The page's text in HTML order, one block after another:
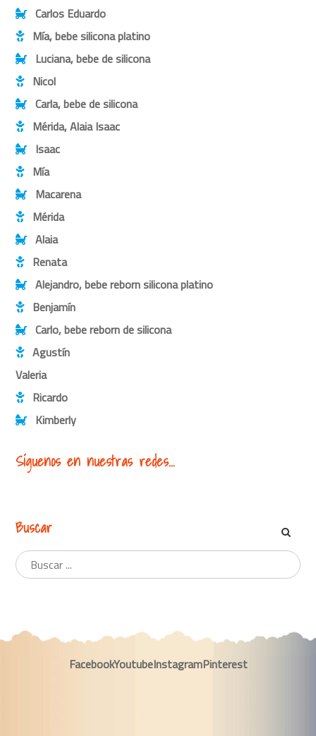
Carlos Eduardo
Mía, bebe silicona platino
Luciana, bebe de silicona
Nicol
Carla, bebe de silicona
Mérida, Alaia Isaac
Isaac
Mía
Macarena
Mérida
Alaia
Renata
Alejandro, bebe reborn silicona platino
Benjamín
Carlo, bebe reborn de silicona
Agustín
Valeria
Ricardo
Kimberly
Síguenos en nuestras redes...
Buscar
FacebookYoutubeInstagramPinterest